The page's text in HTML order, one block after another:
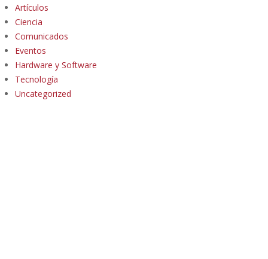
Artículos
Ciencia
Comunicados
Eventos
Hardware y Software
Tecnología
Uncategorized